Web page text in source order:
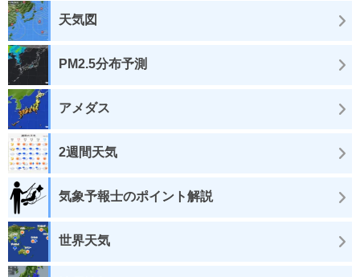
天気図
PM2.5分布予測
アメダス
2週間天気
気象予報士のポイント解説
世界天気